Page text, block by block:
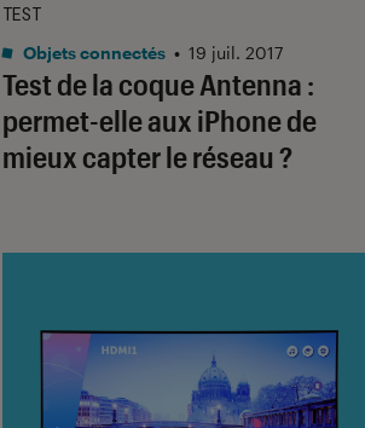
Test de la coque Antenna :
permet-elle aux iPhone de
mieux capter le réseau ?
TEST
Objets connectés • 19 juil. 2017